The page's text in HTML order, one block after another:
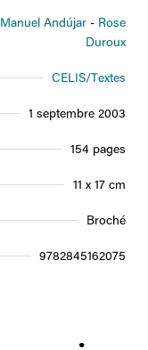
Manuel Andújar
Rose
Duroux
CELIS/Textes
1 septembre 2003
154 pages
11 x 17 cm
Broché
9782845162075